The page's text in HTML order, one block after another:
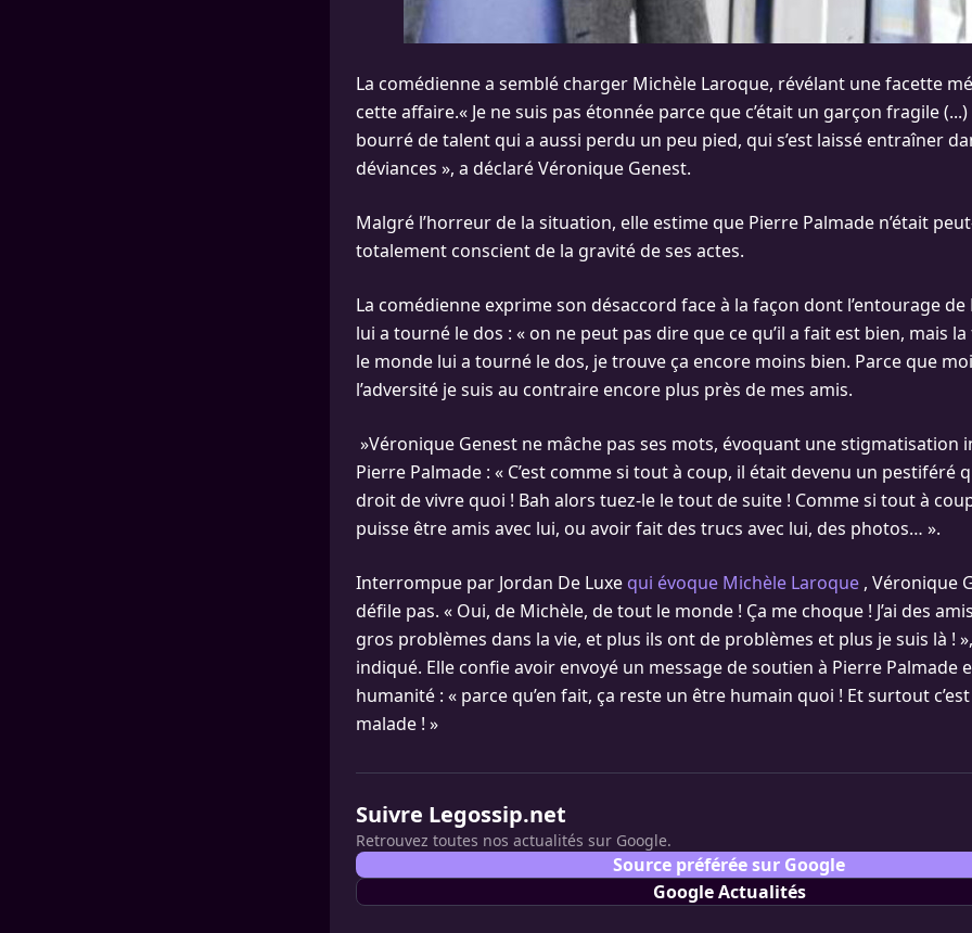
La comédienne a semblé charger Michèle Laroque, révélant une facette
cette affaire.« Je ne suis pas étonnée parce que c’était un garçon fragile (...)
bourré de talent qui a aussi perdu un peu pied, qui s’est laissé entraîner
déviances », a déclaré Véronique Genest.
Malgré l’horreur de la situation, elle estime que Pierre Palmade n’était
totalement conscient de la gravité de ses actes.
La comédienne exprime son désaccord face à la façon dont l’entourage
lui a tourné le dos : « on ne peut pas dire que ce qu’il a fait est bien, mais
le monde lui a tourné le dos, je trouve ça encore moins bien. Parce que
l’adversité je suis au contraire encore plus près de mes amis.
»Véronique Genest ne mâche pas ses mots, évoquant une stigmatisation
Pierre Palmade : « C’est comme si tout à coup, il était devenu un pestiféré
droit de vivre quoi ! Bah alors tuez-le le tout de suite ! Comme si tout à
puisse être amis avec lui, ou avoir fait des trucs avec lui, des photos… ».
Interrompue par Jordan De Luxe qui évoque Michèle Laroque , Véronique
défile pas. « Oui, de Michèle, de tout le monde ! Ça me choque ! J’ai des
gros problèmes dans la vie, et plus ils ont de problèmes et plus je suis là !
indiqué. Elle confie avoir envoyé un message de soutien à Pierre Palmade
humanité : « parce qu’en fait, ça reste un être humain quoi ! Et surtout
malade ! »
Suivre Legossip.net
Retrouvez toutes nos actualités sur Google.
Source préférée sur Google
Google Actualités